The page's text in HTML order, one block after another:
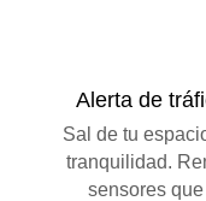
Alerta de
Sal de tu
tranquilidad.
sensores